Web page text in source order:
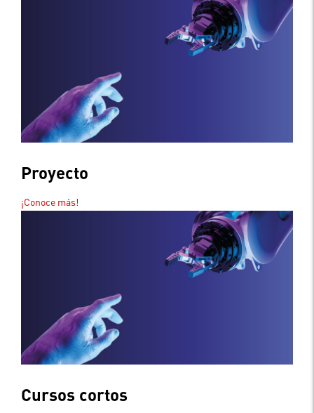
Proyecto
¡Conoce más!
Cursos cortos